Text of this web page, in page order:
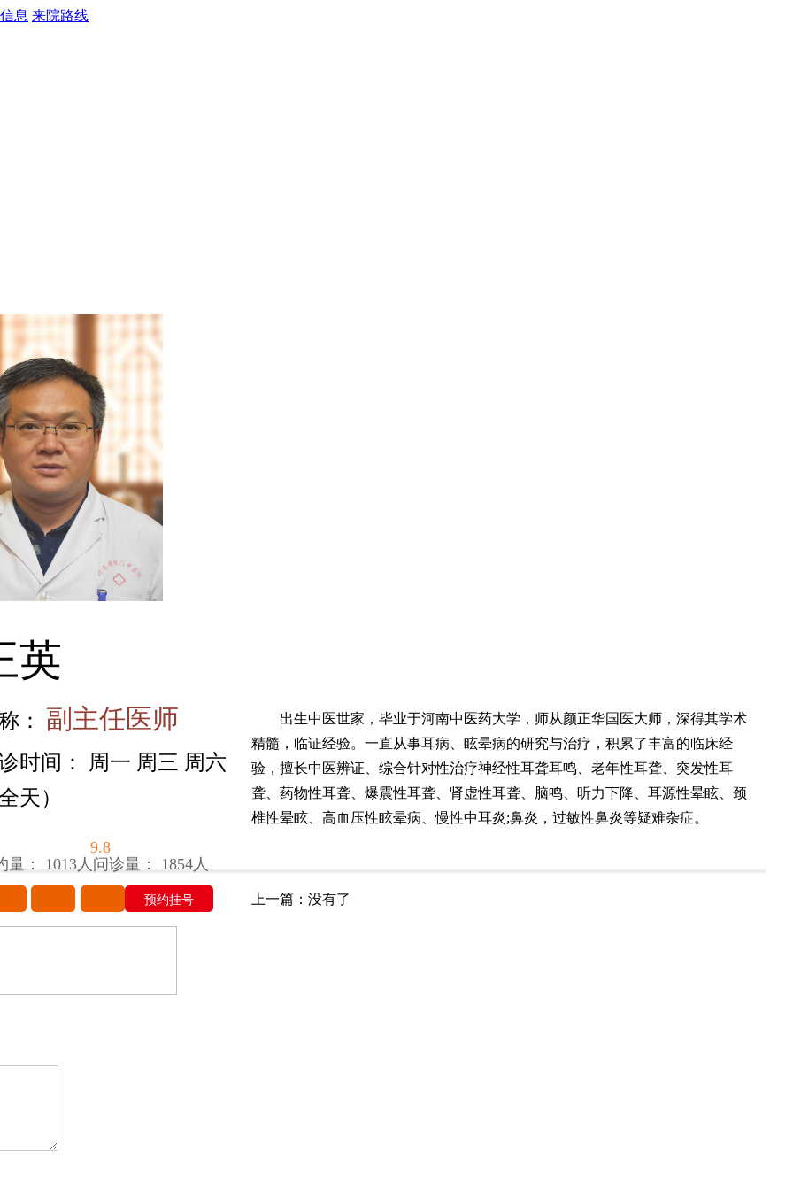
息 来院路线
英
： 副主任医师
时间： 周一 周三 周六
天）
9.8
量： 1013人 问诊量： 1854人
预约挂号
出生中医世家，毕业于河南中医药大学，师从颜正华国医大师，深得其学术
精髓，临证经验。一直从事耳病、眩晕病的研究与治疗，积累了丰富的临床经
验，擅长中医辨证、综合针对性治疗神经性耳聋耳鸣、老年性耳聋、突发性耳
聋、药物性耳聋、爆震性耳聋、肾虚性耳聋、脑鸣、听力下降、耳源性晕眩、颈
椎性晕眩、高血压性眩晕病、慢性中耳炎;鼻炎，过敏性鼻炎等疑难杂症。
上一篇：没有了